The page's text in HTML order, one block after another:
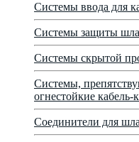
Системы ввода для
Системы защиты
Системы скрытой
Системы,
огнестойкие кабель-
Соединители для